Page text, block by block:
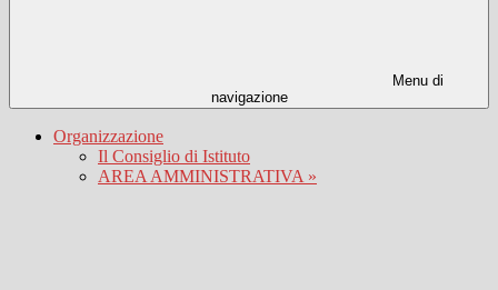
Menu di
navigazione
Organizzazione
Il Consiglio di Istituto
AREA AMMINISTRATIVA »